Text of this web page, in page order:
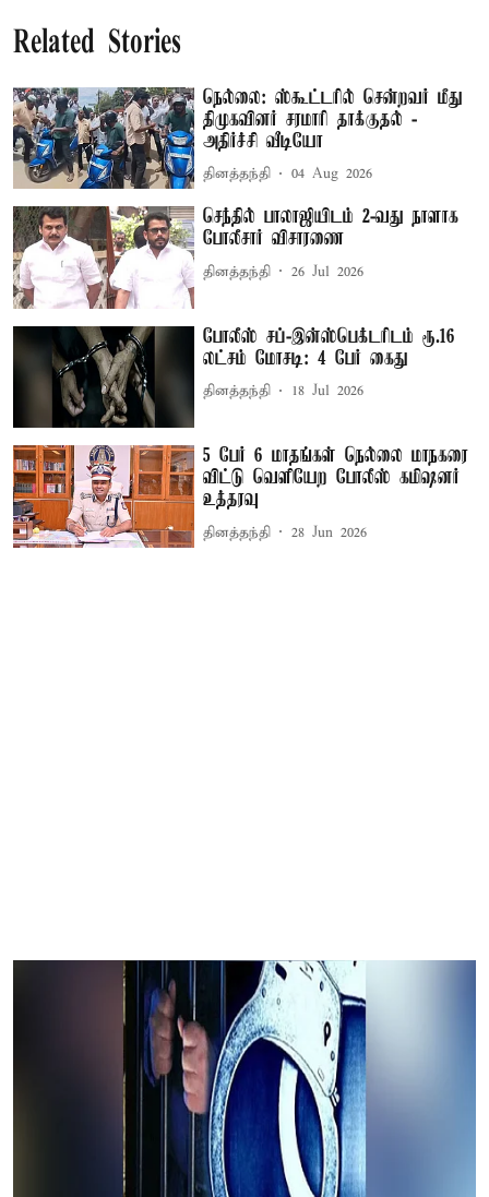
Related Stories
நெல்லை: ஸ்கூட்டரில் சென்றவர் மீது
திமுகவினர் சரமாரி தாக்குதல் -
அதிர்ச்சி வீடியோ
தினத்தந்தி 04 Aug 2026
செந்தில் பாலாஜியிடம் 2-வது நாளாக
போலீசார் விசாரணை
தினத்தந்தி 26 Jul 2026
போலீஸ் சப்-இன்ஸ்பெக்டரிடம் ரூ.16
லட்சம் மோசடி: 4 பேர் கைது
தினத்தந்தி 18 Jul 2026
5 பேர் 6 மாதங்கள் நெல்லை மாநகரை
விட்டு வெளியேற போலீஸ் கமிஷனர்
உத்தரவு
தினத்தந்தி 28 Jun 2026